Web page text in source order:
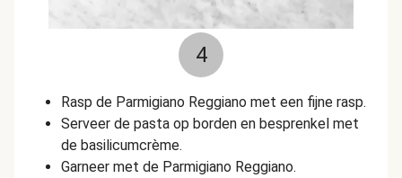
4
Rasp de Parmigiano Reggiano met een fijne rasp.
Serveer de pasta op borden en besprenkel met
de basilicumcrème.
Garneer met de Parmigiano Reggiano.